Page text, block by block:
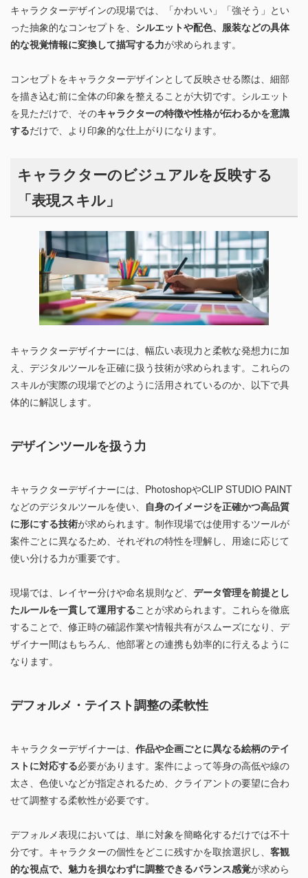
キャラクターデザインの現場では、「かわいい」「強そう」とい
った抽象的なコンセプトを、 シルエットや配色、服装などの具体
的な視覚情報に変換して描写する力が求められます。
コンセプトをキャラクターデザインとして反映させる際は、細部
を描き込む前に全体の印象を整えることが大切です。シルエット
を見ただけで、そのキャラクターの特徴や性格が伝わるかを意識
するだけで、より印象的な仕上がりになります。
キャラクターのビジュアルを反映する
「表現スキル」
キャラクターデザイナーには、幅広い表現力と柔軟な発想力に加
え、デジタルツールを正確に扱う技術が求められます。これらの
スキルが実際の現場でどのように活用されているのか、以下で具
体的に解説します。
デザインツールを扱う力
キャラクターデザイナーには、PhotoshopやCLIP STUDIO PAINT
などのデジタルツールを使い、 自身のイメージを正確かつ高品質
に形にする技術が求められます。制作現場では使用するツールが
案件ごとに異なるため、それぞれの特性を理解し、用途に応じて
使い分ける力が重要です。
現場では、レイヤー分けや命名規則など、 データ管理を前提とし
たルールを一貫して運用することが求められます。これらを徹底
することで、修正時の確認作業や情報共有がスムーズになり、デ
ザイナー間はもちろん、他部署との連携も効率的に行えるように
なります。
デフォルメ・テイスト調整の柔軟性
キャラクターデザイナーは、 作品や企画ごとに異なる絵柄のテイ
ストに対応する必要があります。案件によって等身の高低や線の
太さ、色使いなどが指定されるため、クライアントの要望に合わ
せて調整する柔軟性が必要です。
デフォルメ表現においては、単に対象を簡略化するだけでは不十
分です。キャラクターの個性をどこに残すかを取捨選択し、 客観
的な視点で、魅力を損なわずに調整できるバランス感覚が求めら